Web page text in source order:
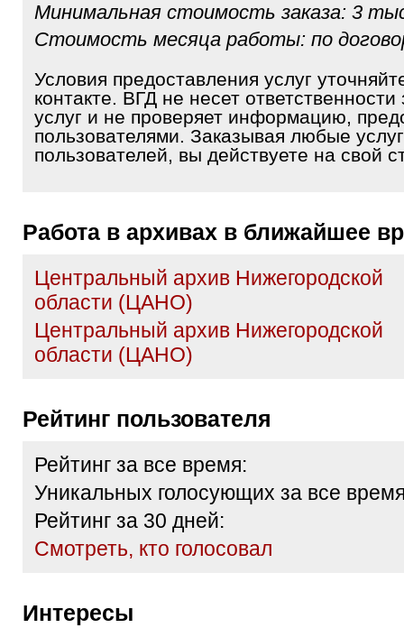
Минимальная стоимость заказа: 3
Стоимость месяца работы: по
Условия предоставления услуг
контакте. ВГД не несет ответственности
услуг и не проверяет информацию,
пользователями. Заказывая любые
пользователей, вы действуете на свой
Работа в архивах в ближайшее
Центральный архив Нижегородской
области (ЦАНО)
Центральный архив Нижегородской
области (ЦАНО)
Рейтинг пользователя
Рейтинг за все время:
Уникальных голосующих за все
Рейтинг за 30 дней:
Cмотреть, кто голосовал
Интересы